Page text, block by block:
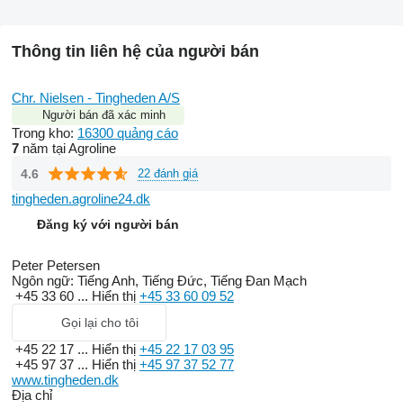
Thông tin liên hệ của người bán
Chr. Nielsen - Tingheden A/S
Người bán đã xác minh
Trong kho: 16300 quảng cáo
7 năm tại Agroline
4.6 22 đánh giá
tingheden.agroline24.dk
Đăng ký với người bán
Peter Petersen
Ngôn ngữ: Tiếng Anh, Tiếng Đức, Tiếng Đan Mạch
+45 33 60 ... Hiển thị +45 33 60 09 52
Gọi lại cho tôi
+45 22 17 ... Hiển thị +45 22 17 03 95
+45 97 37 ... Hiển thị +45 97 37 52 77
www.tingheden.dk
Địa chỉ